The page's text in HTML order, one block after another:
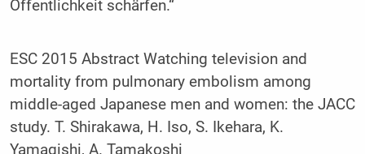
Öffentlichkeit schärfen.“
ESC 2015 Abstract Watching television and
mortality from pulmonary embolism among
middle-aged Japanese men and women: the JACC
study. T. Shirakawa, H. Iso, S. Ikehara, K.
Yamagishi, A. Tamakoshi